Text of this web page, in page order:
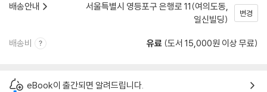
배송안내
서울특별시 영등포구 은행로 11(여의도동,
일신빌딩)
변경
배송비 유료 (도서 15,000원 이상 무료)
eBook이 출간되면 알려드립니다.